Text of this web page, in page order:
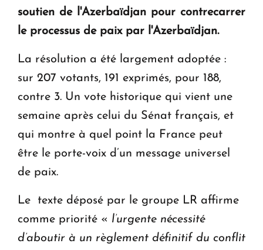
soutien de l'Azerbaïdjan pour contrecarrer
le processus de paix par l'Azerbaïdjan.
La résolution a été largement adoptée :
sur 207 votants, 191 exprimés, pour 188,
contre 3. Un vote historique qui vient une
semaine après celui du Sénat français, et
qui montre à quel point la France peut
être le porte-voix d’un message universel
de paix.
Le texte déposé par le groupe LR affirme
comme priorité « l’urgente nécessité
d’aboutir à un règlement définitif du conflit